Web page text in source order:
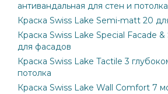
антивандальная для стен и потолка
Краска Swiss Lake Semi-matt 20
Краска Swiss Lake Special Facade
для фасадов
Краска Swiss Lake Tactile 3
потолка
Краска Swiss Lake Wall Comfort 7